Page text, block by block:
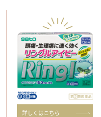
詳しくはこちら